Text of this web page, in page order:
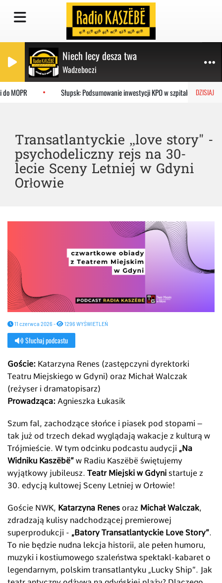
Niech lecy desza twa
Wadzeboczi
DZISIAJ
MOPR Słupsk: Podsumowanie inwestycji KPO w szpitalu
Transatlantyckie „love story" -
psychodeliczny rejs na 30-
lecie Sceny Letniej w Gdyni
Orłowie
11 czerwca 2026 - 1296 WYŚWIETLEŃ
Słuchaj podcastu
Goście: Katarzyna Renes (zastępczyni dyrektorki
Teatru Miejskiego w Gdyni) oraz Michał Walczak
(reżyser i dramatopisarz)
Prowadząca: Agnieszka Łukasik
Szum fal, zachodzące słońce i piasek pod stopami –
tak już od trzech dekad wyglądają wakacje z kulturą w
Trójmieście. W tym odcinku podcastu audycji „Na
Widniku Kaszëbë” w Radiu Kaszëbë świętujemy
wyjątkowy jubileusz. Teatr Miejski w Gdyni startuje z
30. edycją kultowej Sceny Letniej w Orłowie!
Goście NWK, Katarzyna Renes oraz Michał Walczak,
zdradzają kulisy nadchodzącej premierowej
superprodukcji - „Batory Transatlantyckie Love Story”.
To nie będzie nudna lekcja historii, ale pełen humoru,
muzyki i kostiumowego szaleństwa spektakl-kabaret o
legendarnym, polskim transatlantyku „Lucky Ship”. Jak